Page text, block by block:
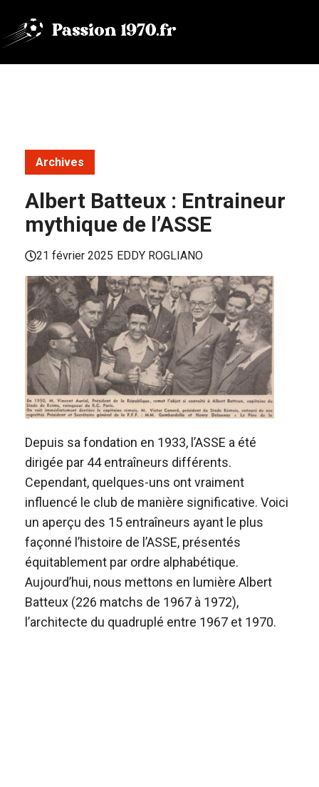
contenu
Archives
Albert Batteux : Entraineur
mythique de l’ASSE
21 février 2025 EDDY ROGLIANO
Depuis sa fondation en 1933, l’ASSE a été
dirigée par 44 entraîneurs différents.
Cependant, quelques-uns ont vraiment
influencé le club de manière significative. Voici
un aperçu des 15 entraîneurs ayant le plus
façonné l’histoire de l’ASSE, présentés
équitablement par ordre alphabétique.
Aujourd’hui, nous mettons en lumière Albert
Batteux (226 matchs de 1967 à 1972),
l’architecte du quadruplé entre 1967 et 1970.